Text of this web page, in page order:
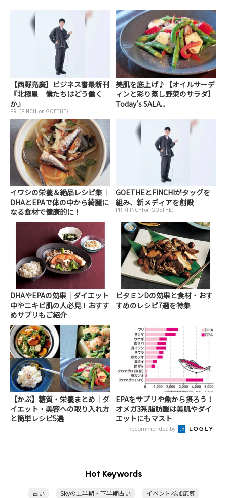
【西野亮廣】ビジネス書最新刊
『北極星 僕たちはどう働く
か』
PR（FINCHI on GOETHE）
美肌を底上げ♪【オイルサーデ
ィンと彩り蒸し野菜のサラダ】
Today’s SALA...
イワシの栄養＆絶品レシピ集｜
DHAとEPAで体の中から綺麗に
なる食材で健康的に！
GOETHEとFINCHIがタッグを
組み、新メディアを創設
PR（FINCHI on GOETHE）
DHAやEPAの効果｜ダイエット
中やニキビ肌の人必見！おすす
めサプリもご紹介
ビタミンDの効果と食材・おす
すめのレシピ7選を特集
【かぶ】糖質・栄養まとめ｜ダ
イエット・美容への取り入れ方
と簡単レシピ5選
EPAをサプリや魚から摂ろう！
オメガ3系脂肪酸は美肌やダイ
エットにもマスト
Recommended by
Hot Keywords
占い Skyの上半期・下半期占い
イベント参加応募